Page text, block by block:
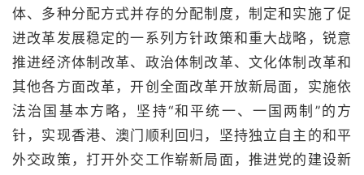
体、多种分配方式并存的分配制度，制定和实施了促
进改革发展稳定的一系列方针政策和重大战略，锐意
推进经济体制改革、政治体制改革、文化体制改革和
其他各方面改革，开创全面改革开放新局面，实施依
法治国基本方略，坚持“和平统一、一国两制”的方
针，实现香港、澳门顺利回归，坚持独立自主的和平
外交政策，打开外交工作崭新局面，推进党的建设新